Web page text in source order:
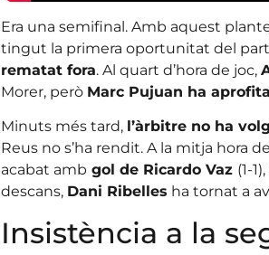
Era una semifinal. Amb aquest
tingut la primera oportunitat del
rematat fora. Al quart d’hora de joc,
Morer, però Marc Pujuan ha
Minuts més tard, l’àrbitre no ha
Reus no s’ha rendit. A la mitja hora
acabat amb gol de Ricardo Vaz (1-
descans, Dani Ribelles ha tornat a
Insistència a la